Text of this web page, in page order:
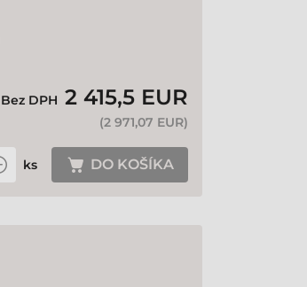
Bez DPH 2 415,5 EUR
(2 971,07 EUR)
ks DO KOŠÍKA